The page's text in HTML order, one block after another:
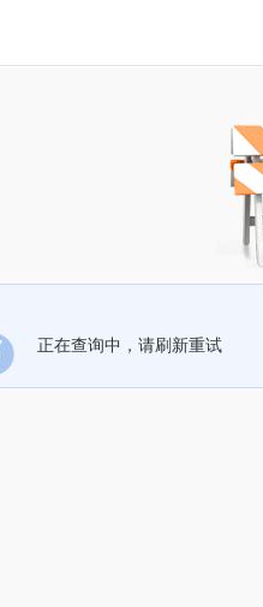
正在查询中，请刷新重试